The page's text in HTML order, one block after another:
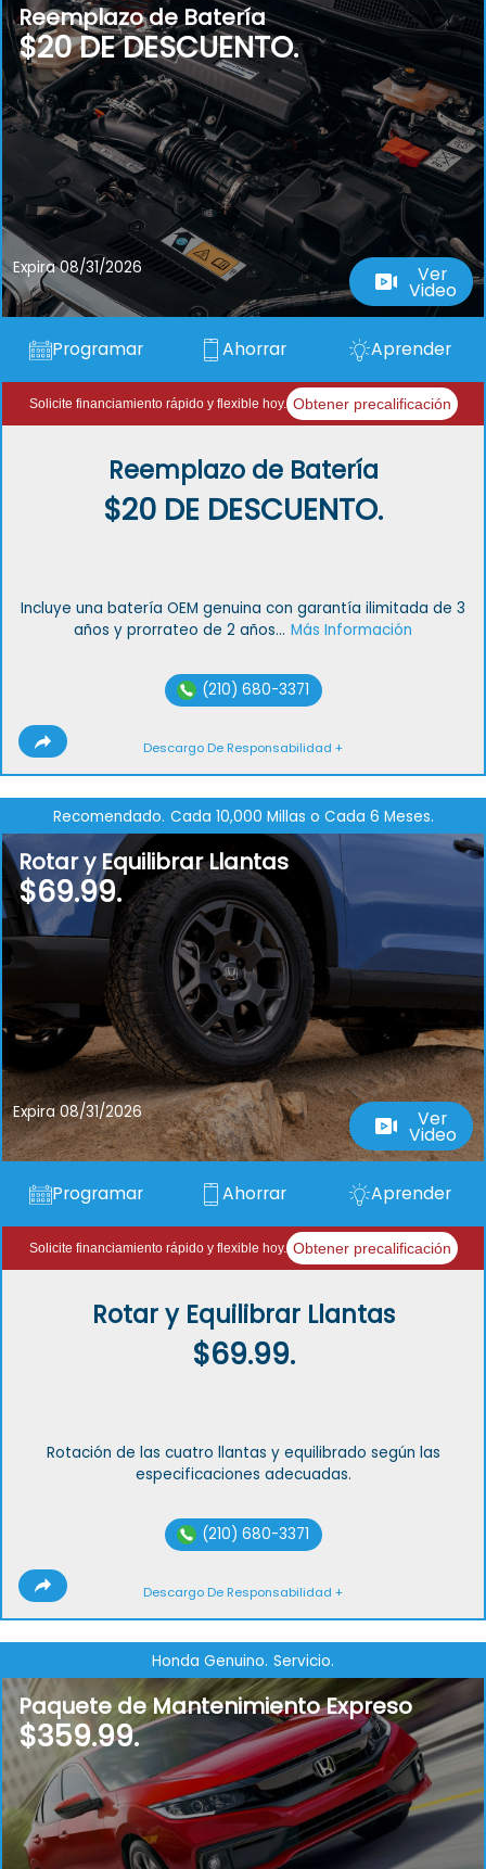
Reemplazo de Batería
$20 DE DESCUENTO.
Expira 08/31/2026 Ver
Video
Programar Ahorrar Aprender
Solicite financiamiento rápido y flexible hoy. Obtener precalificación
Reemplazo de Batería
$20 DE DESCUENTO.
Incluye una batería OEM genuina con garantía ilimitada de 3
años y prorrateo de 2 años... Más Información
(210) 680-3371
Descargo De Responsabilidad +
Recomendado. Cada 10,000 Millas o Cada 6 Meses.
Rotar y Equilibrar Llantas
$69.99.
Expira 08/31/2026 Ver
Video
Programar Ahorrar Aprender
Solicite financiamiento rápido y flexible hoy. Obtener precalificación
Rotar y Equilibrar Llantas
$69.99.
Rotación de las cuatro llantas y equilibrado según las
especificaciones adecuadas.
(210) 680-3371
Descargo De Responsabilidad +
Honda Genuino. Servicio.
Paquete de Mantenimiento Expreso
$359.99.